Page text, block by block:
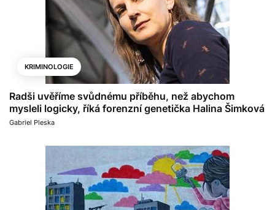
KRIMINOLOGIE
Radši uvěříme svůdnému příběhu, než abychom
mysleli logicky, říká forenzní genetička Halina Šimková
Gabriel Pleska